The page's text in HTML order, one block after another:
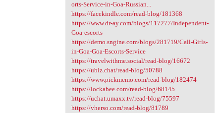
orts-Service-in-Goa-Russian...
https://facekindle.com/read-blog/181368
https://www.dr-ay.com/blogs/117277/Independent-
Goa-escorts
https://demo.sngine.com/blogs/281719/Call-Girls-
in-Goa-Goa-Escorts-Service
https://travelwithme.social/read-blog/16672
https://ubiz.chat/read-blog/50788
https://www.pickmemo.com/read-blog/182474
https://lockabee.com/read-blog/68145
https://uchat.umaxx.tv/read-blog/75597
https://vherso.com/read-blog/81789